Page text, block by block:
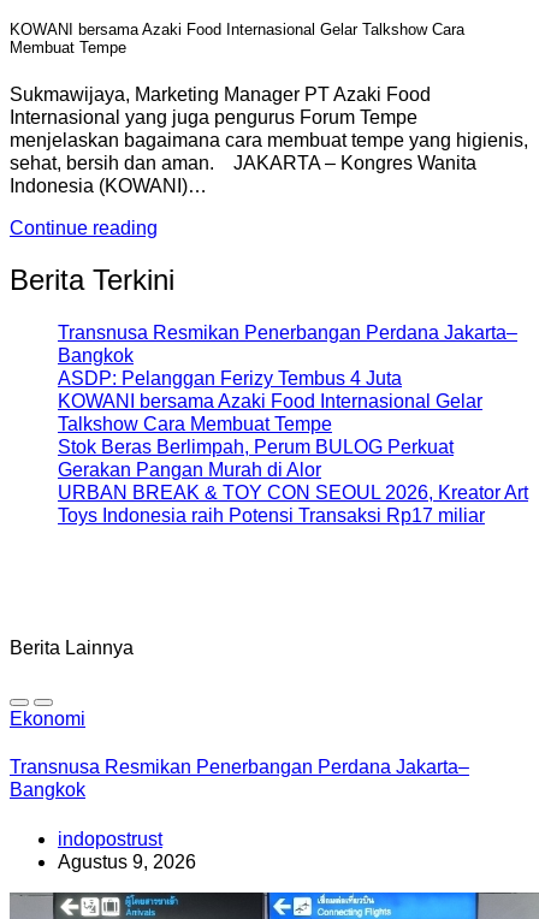
KOWANI bersama Azaki Food Internasional Gelar Talkshow Cara
Membuat Tempe
Sukmawijaya, Marketing Manager PT Azaki Food
Internasional yang juga pengurus Forum Tempe
menjelaskan bagaimana cara membuat tempe yang higienis,
sehat, bersih dan aman. JAKARTA – Kongres Wanita
Indonesia (KOWANI)…
Continue reading
Berita Terkini
Transnusa Resmikan Penerbangan Perdana Jakarta–
Bangkok
ASDP: Pelanggan Ferizy Tembus 4 Juta
KOWANI bersama Azaki Food Internasional Gelar
Talkshow Cara Membuat Tempe
Stok Beras Berlimpah, Perum BULOG Perkuat
Gerakan Pangan Murah di Alor
URBAN BREAK & TOY CON SEOUL 2026, Kreator Art
Toys Indonesia raih Potensi Transaksi Rp17 miliar
Berita Lainnya
Ekonomi
Transnusa Resmikan Penerbangan Perdana Jakarta–
Bangkok
indopostrust
Agustus 9, 2026